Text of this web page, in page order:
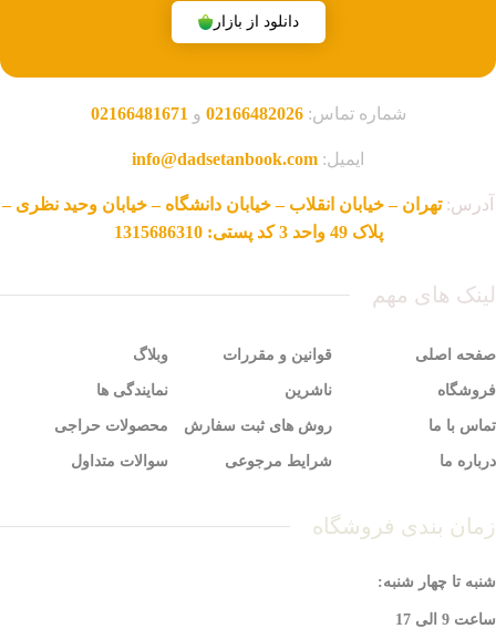
دانلود از بازار
شماره تماس:02166482026 و 02166481671
ایمیل: info@dadsetanbook.com
آدرس:تهران – خیابان انقلاب – خیابان دانشگاه – خیابان وحید نظری –
پلاک 49 واحد 3 کد پستی: 1315686310
لینک های مهم
صفحه اصلی
فروشگاه
تماس با ما
درباره ما
قوانین و مقررات
ناشرین
روش های ثبت سفارش
شرایط مرجوعی
وبلاگ
نمایندگی ها
محصولات حراجی
سوالات متداول
زمان بندی فروشگاه
شنبه تا چهار شنبه:
ساعت 9 الی 17